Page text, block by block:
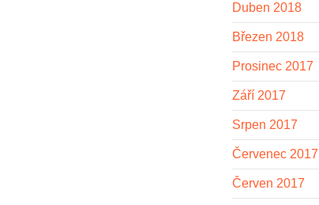
Duben 2018
Březen 2018
Prosinec 2017
Září 2017
Srpen 2017
Červenec 2017
Červen 2017